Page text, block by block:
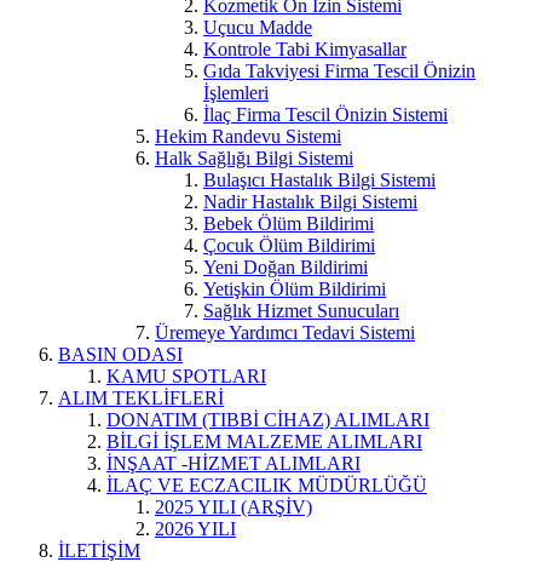
Kozmetik Ön İzin Sistemi
Uçucu Madde
Kontrole Tabi Kimyasallar
Gıda Takviyesi Firma Tescil Önizin
İşlemleri
İlaç Firma Tescil Önizin Sistemi
Hekim Randevu Sistemi
Halk Sağlığı Bilgi Sistemi
Bulaşıcı Hastalık Bilgi Sistemi
Nadir Hastalık Bilgi Sistemi
Bebek Ölüm Bildirimi
Çocuk Ölüm Bildirimi
Yeni Doğan Bildirimi
Yetişkin Ölüm Bildirimi
Sağlık Hizmet Sunucuları
Üremeye Yardımcı Tedavi Sistemi
BASIN ODASI
KAMU SPOTLARI
ALIM TEKLİFLERİ
DONATIM (TIBBİ CİHAZ) ALIMLARI
BİLGİ İŞLEM MALZEME ALIMLARI
İNŞAAT -HİZMET ALIMLARI
İLAÇ VE ECZACILIK MÜDÜRLÜĞÜ
2025 YILI (ARŞİV)
2026 YILI
İLETİŞİM